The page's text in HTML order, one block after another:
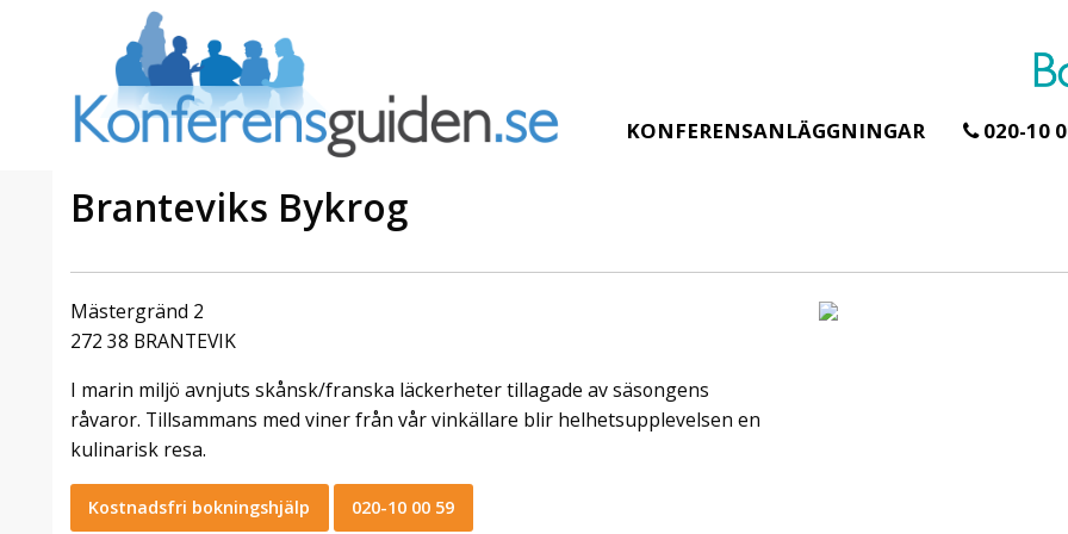
KONFERENSANLÄGGNINGAR 020-10
Branteviks Bykrog
Mästergränd 2
272 38 BRANTEVIK
I marin miljö avnjuts skånsk/franska läckerheter tillagade av säsongens
råvaror. Tillsammans med viner från vår vinkällare blir helhetsupplevelsen en
kulinarisk resa.
Kostnadsfri bokningshjälp 020-10 00 59
av att
här är
Stockholm Hotel
Julerbjudande
2026 hos oss. Mellan den 23
november och 19 december
förvandlar vi våra lokaler till en
hantverk, tradi ...
Ta över ett helt hotell. På
stranden i Åhus. För grupper
erbjuder vi en full abonnering